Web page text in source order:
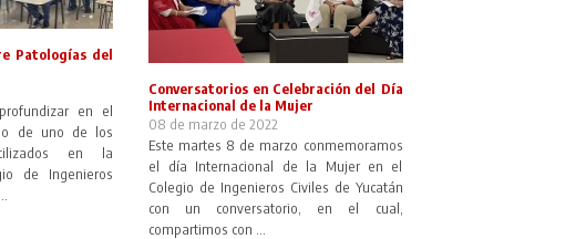
Patologías del
en el
de uno de los
en la
de Ingenieros
Conversatorios en Celebración del Día
Internacional de la Mujer
08 de marzo de 2022
Este martes 8 de marzo conmemoramos
el día Internacional de la Mujer en el
Colegio de Ingenieros Civiles de Yucatán
con un conversatorio, en el cual,
compartimos con ...